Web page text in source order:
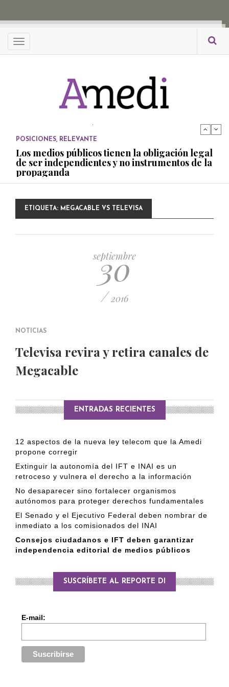
Menu
POSICIONES
Consejos ciudadanos e IFT deben garantizar
independencia editorial de medios públicos
Amedi condena atentado contra Ciro Gómez
POSICIONES, RELEVANTE
Los medios públicos tienen la obligación legal
de ser independientes y no instrumentos de la
propaganda
PUBLICADO EL 27 NOVIEMBRE, 2022
Consejos ciudadanos e IFT deben garantizar
ETIQUETA: MEGACABLE VS TELEVISA
septiembre
30
/ 2016
NOTICIAS
Televisa revira y retira canales de
Megacable
ENTRADAS RECIENTES
12 aspectos de la nueva ley telecom que la Amedi
propone corregir
Extinguir la autonomía del IFT e INAI es un
retroceso y vulnera el derecho a la información
No desaparecer sino fortalecer organismos
autónomos para proteger derechos fundamentales
El Senado y el Ejecutivo Federal deben nombrar de
inmediato a los comisionados del INAI
Consejos ciudadanos e IFT deben garantizar
independencia editorial de medios públicos
SUSCRÍBETE AL REPORTE DI
E-mail: